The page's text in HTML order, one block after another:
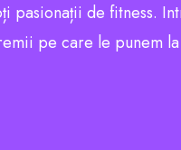
pasionații de fitness.
pe care le punem la